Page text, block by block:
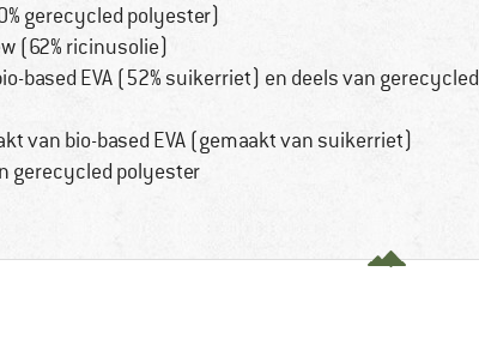
gerecycled polyester)
(62% ricinusolie)
based EVA (52% suikerriet) en deels van gerecycled
van bio-based EVA (gemaakt van suikerriet)
gerecycled polyester